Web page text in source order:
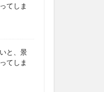
てしま
と、景
てしま